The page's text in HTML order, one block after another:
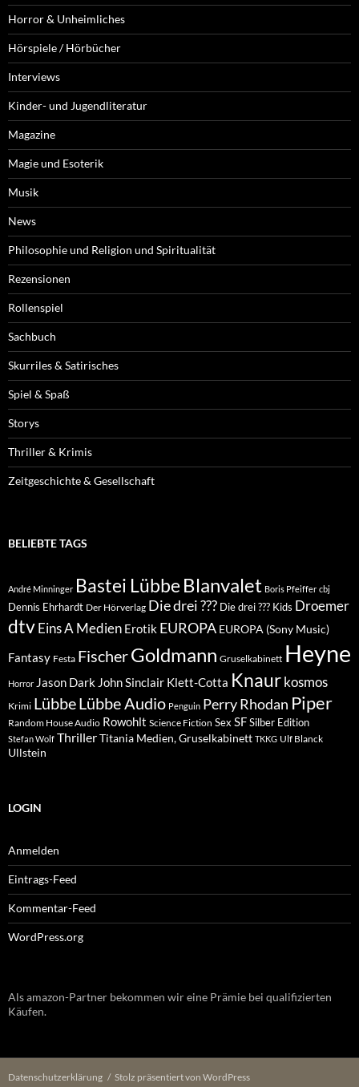
Horror & Unheimliches
Hörspiele / Hörbücher
Interviews
Kinder- und Jugendliteratur
Magazine
Magie und Esoterik
Musik
News
Philosophie und Religion und Spiritualität
Rezensionen
Rollenspiel
Sachbuch
Skurriles & Satirisches
Spiel & Spaß
Storys
Thriller & Krimis
Zeitgeschichte & Gesellschaft
BELIEBTE TAGS
André Minninger Bastei Lübbe Blanvalet Boris Pfeiffer cbj
Dennis Ehrhardt Der Hörverlag Die drei ??? Die drei ??? Kids Droemer
dtvEins A Medien Erotik EUROPA EUROPA (Sony Music)
Fantasy Festa FischerGoldmann Gruselkabinett Heyne
Horror Jason Dark John Sinclair Klett-Cotta Knaur kosmos
Krimi LübbeLübbe Audio Penguin Perry Rhodan Piper
Random House Audio Rowohlt Science Fiction Sex SFSilber Edition
Stefan Wolf ThrillerTitania Medien, Gruselkabinett TKKG Ulf Blanck
Ullstein
LOGIN
Anmelden
Eintrags-Feed
Kommentar-Feed
WordPress.org
Als amazon-Partner bekommen wir eine Prämie bei qualifizierten
Käufen.
Datenschutzerklärung Stolz präsentiert von WordPress